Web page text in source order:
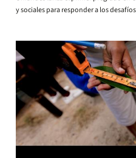
y sociales para responder a los